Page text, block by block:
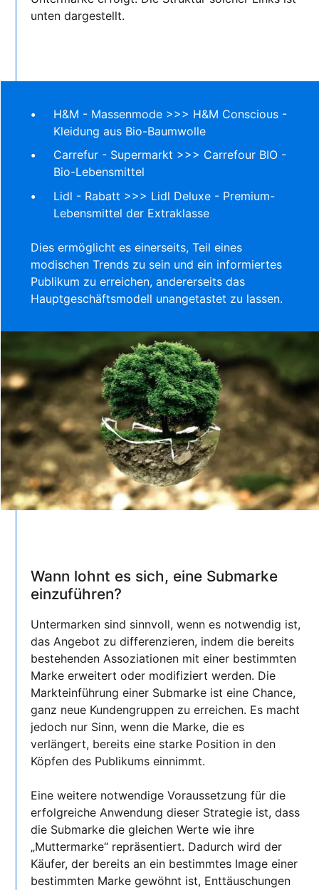
unten dargestellt.
H&M - Massenmode >>> H&M Conscious -
Kleidung aus Bio-Baumwolle
Carrefur - Supermarkt >>> Carrefour BIO -
Bio-Lebensmittel
Lidl - Rabatt >>> Lidl Deluxe - Premium-
Lebensmittel der Extraklasse
Dies ermöglicht es einerseits, Teil eines
modischen Trends zu sein und ein informiertes
Publikum zu erreichen, andererseits das
Hauptgeschäftsmodell unangetastet zu lassen.
Wann lohnt es sich, eine Submarke
einzuführen?
Untermarken sind sinnvoll, wenn es notwendig ist,
das Angebot zu differenzieren, indem die bereits
bestehenden Assoziationen mit einer bestimmten
Marke erweitert oder modifiziert werden. Die
Markteinführung einer Submarke ist eine Chance,
ganz neue Kundengruppen zu erreichen. Es macht
jedoch nur Sinn, wenn die Marke, die es
verlängert, bereits eine starke Position in den
Köpfen des Publikums einnimmt.
Eine weitere notwendige Voraussetzung für die
erfolgreiche Anwendung dieser Strategie ist, dass
die Submarke die gleichen Werte wie ihre
„Muttermarke“ repräsentiert. Dadurch wird der
Käufer, der bereits an ein bestimmtes Image einer
bestimmten Marke gewöhnt ist, Enttäuschungen